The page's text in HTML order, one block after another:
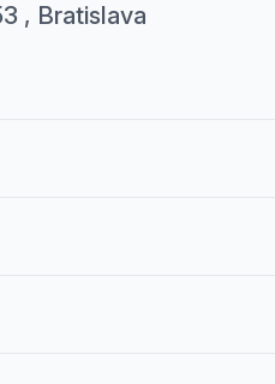
, Bratislava